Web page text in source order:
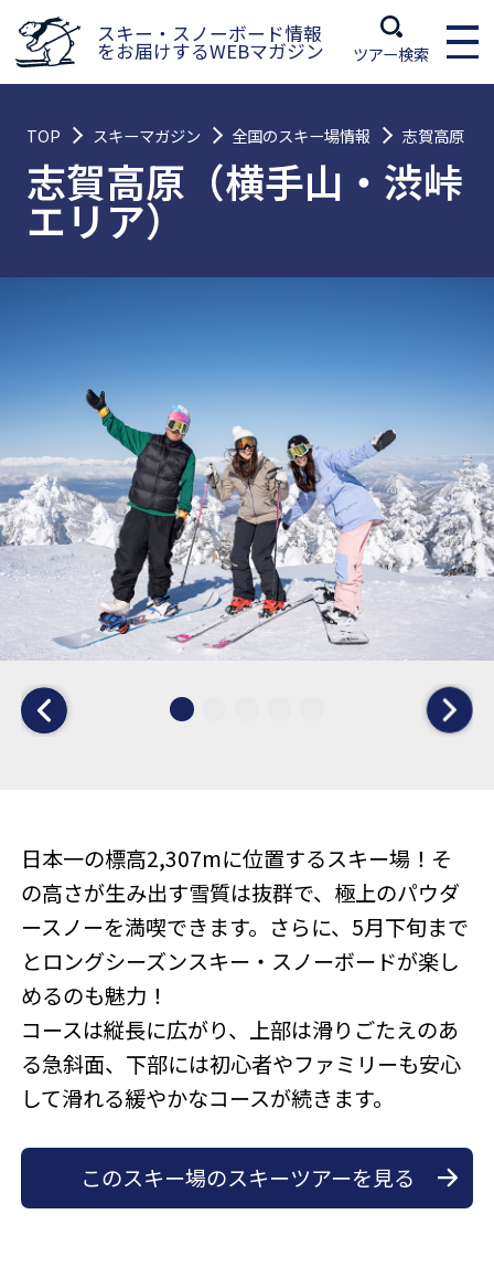
スキー・スノーボード情報
をお届けするWEBマガジン ツアー検索
TOP スキーマガジン 全国のスキー場情報 志賀高原（
志賀高原（横手山・渋峠
エリア）
日本一の標高2,307mに位置するスキー場！そ
の高さが生み出す雪質は抜群で、極上のパウダ
ースノーを満喫できます。さらに、5月下旬まで
とロングシーズンスキー・スノーボードが楽し
めるのも魅力！
コースは縦長に広がり、上部は滑りごたえのあ
る急斜面、下部には初心者やファミリーも安心
して滑れる緩やかなコースが続きます。
このスキー場のスキーツアーを見る